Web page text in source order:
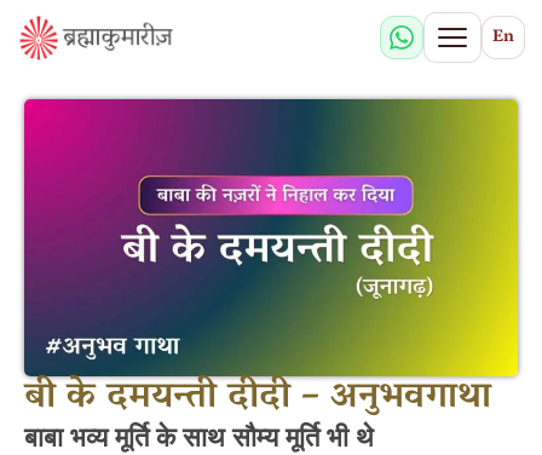
En
बी के दमयन्ती दीदी – अनुभवगाथा
बाबा भव्य मूर्ति के साथ सौम्य मूर्ति भी थे